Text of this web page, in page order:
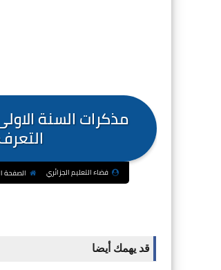
فضاء التعليم الجزائري الصفحة
قد يهمك أيضا